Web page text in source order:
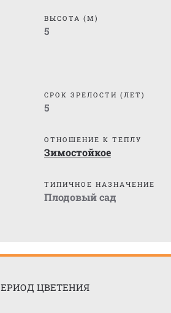
ВЫСОТА (М)
5
СРОК ЗРЕЛОСТИ (ЛЕТ)
5
ОТНОШЕНИЕ К ТЕПЛУ
Зимостойкое
ТИПИЧНОЕ НАЗНАЧЕНИЕ
Плодовый сад
ЦВЕТЕНИЯ